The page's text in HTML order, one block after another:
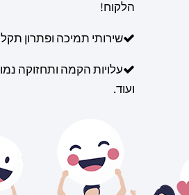
הלקוח!
שירותי תמיכה ופתרון
עלויות הקמה ותחזוקה
ועוד.